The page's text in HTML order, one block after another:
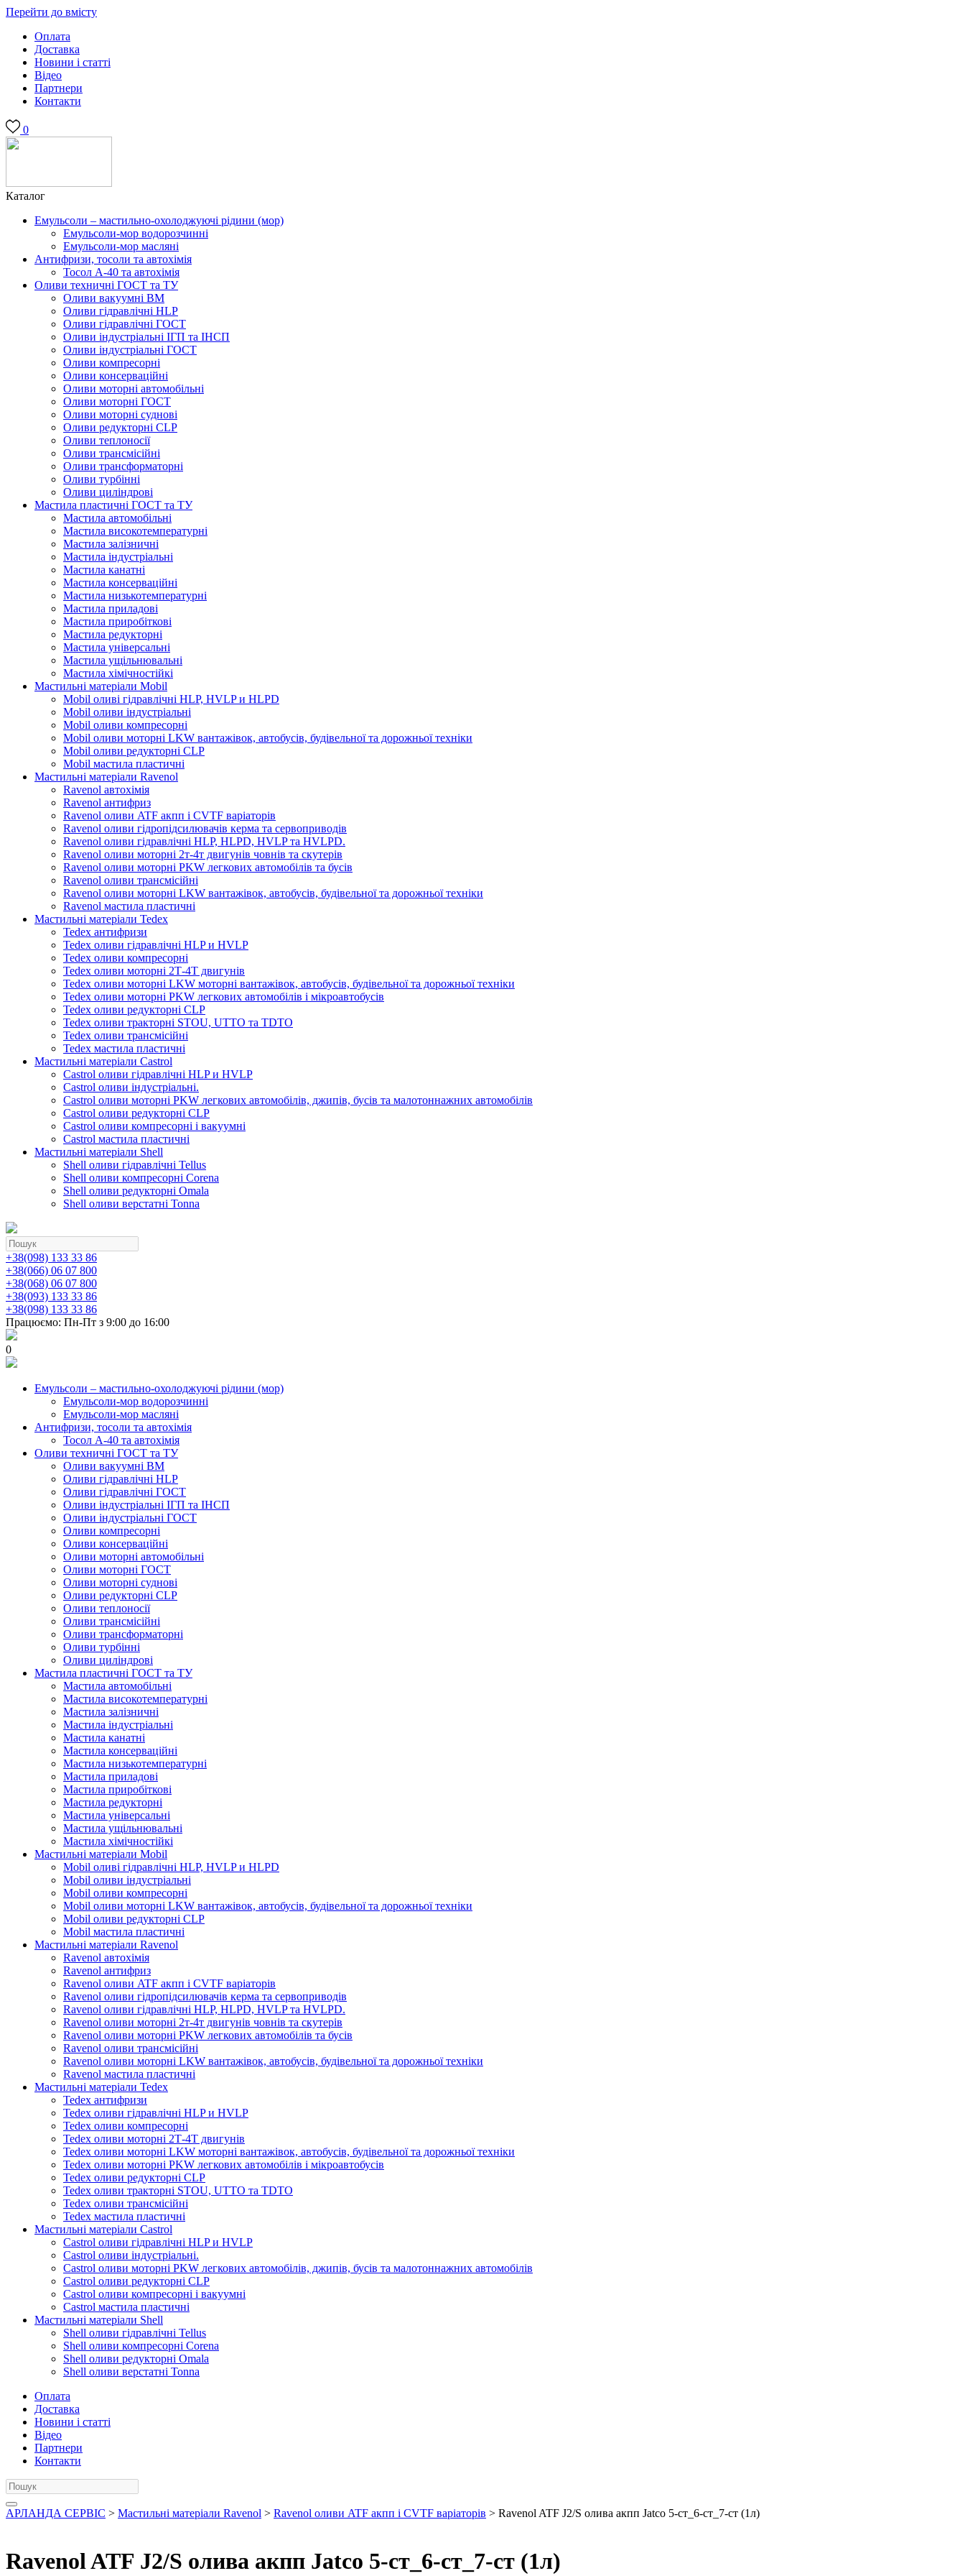
Перейти до вмісту
Оплата
Доставка
Новини і статті
Відео
Партнери
Контакти
0
Каталог
Емульсоли – мастильно-охолоджуючі рідини (мор)
Емульсоли-мор водорозчинні
Емульсоли-мор масляні
Антифризи, тосоли та автохімія
Тосол А-40 та автохімія
Оливи техничні ГОСТ та ТУ
Оливи вакуумні ВМ
Оливи гідравлічні HLP
Оливи гідравлічні ГОСТ
Оливи індустріальні ІГП та ІНСП
Оливи індустріальні ГОСТ
Оливи компресорні
Оливи консерваційні
Оливи моторні автомобільні
Оливи моторні ГОСТ
Оливи моторні суднові
Оливи редукторні CLP
Оливи теплоносії
Оливи трансмісійні
Оливи трансформаторні
Оливи турбінні
Оливи циліндрові
Мастила пластичні ГОСТ та ТУ
Мастила автомобільні
Мастила високотемпературні
Мастила залізничні
Мастила індустріальні
Мастила канатні
Мастила консерваційні
Мастила низькотемпературні
Мастила приладові
Мастила приробіткові
Мастила редукторні
Мастила універсальні
Мастила ущільнювальні
Мастила хімічностійкі
Мастильні матеріали Mobil
Mobil оливі гідравлічні HLP, HVLP и HLPD
Mobil оливи індустріальні
Mobil оливи компресорні
Mobil оливи моторні LKW вантажівок, автобусів, будівельної та дорожньої техніки
Mobil оливи редукторні CLP
Mobil мастила пластичні
Мастильні матеріали Ravenol
Ravenol автохімія
Ravenol антифриз
Ravenol оливи ATF акпп і CVTF варіаторів
Ravenol оливи гідропідсилювачів керма та сервоприводів
Ravenol оливи гідравлічні HLP, HLPD, HVLP та HVLPD.
Ravenol оливи моторні 2т-4т двигунів човнів та скутерів
Ravenol оливи моторні PKW легкових автомобілів та бусів
Ravenol оливи трансмісійні
Ravenol оливи моторні LKW вантажівок, автобусів, будівельної та дорожньої техніки
Ravenol мастила пластичні
Мастильні матеріали Tedex
Tedex антифризи
Tedex оливи гідравлічні HLP и HVLP
Tedex оливи компресорні
Tedex оливи моторні 2Т-4Т двигунів
Tedex оливи моторні LKW моторні вантажівок, автобусів, будівельної та дорожньої техніки
Tedex оливи моторні PKW легкових автомобілів і мікроавтобусів
Tedex оливи редукторні CLP
Tedex оливи тракторні STOU, UTTO та TDTO
Tedex оливи трансмісійні
Tedex мастила пластичні
Мастильні матеріали Castrol
Castrol оливи гідравлічні HLP и HVLP
Castrol оливи індустріальні.
Castrol оливи моторні PKW легкових автомобілів, джипів, бусів та малотоннажних автомобілів
Castrol оливи редукторні CLP
Castrol оливи компресорні і вакуумні
Castrol мастила пластичні
Мастильні матеріали Shell
Shell оливи гідравлічні Tellus
Shell оливи компресорні Corena
Shell оливи редукторні Omala
Shell оливи верстатні Tonna
+38(098) 133 33 86
+38(066) 06 07 800
+38(068) 06 07 800
+38(093) 133 33 86
+38(098) 133 33 86
Працюємо: Пн-Пт з 9:00 до 16:00
0
Емульсоли – мастильно-охолоджуючі рідини (мор)
Емульсоли-мор водорозчинні
Емульсоли-мор масляні
Антифризи, тосоли та автохімія
Тосол А-40 та автохімія
Оливи техничні ГОСТ та ТУ
Оливи вакуумні ВМ
Оливи гідравлічні HLP
Оливи гідравлічні ГОСТ
Оливи індустріальні ІГП та ІНСП
Оливи індустріальні ГОСТ
Оливи компресорні
Оливи консерваційні
Оливи моторні автомобільні
Оливи моторні ГОСТ
Оливи моторні суднові
Оливи редукторні CLP
Оливи теплоносії
Оливи трансмісійні
Оливи трансформаторні
Оливи турбінні
Оливи циліндрові
Мастила пластичні ГОСТ та ТУ
Мастила автомобільні
Мастила високотемпературні
Мастила залізничні
Мастила індустріальні
Мастила канатні
Мастила консерваційні
Мастила низькотемпературні
Мастила приладові
Мастила приробіткові
Мастила редукторні
Мастила універсальні
Мастила ущільнювальні
Мастила хімічностійкі
Мастильні матеріали Mobil
Mobil оливі гідравлічні HLP, HVLP и HLPD
Mobil оливи індустріальні
Mobil оливи компресорні
Mobil оливи моторні LKW вантажівок, автобусів, будівельної та дорожньої техніки
Mobil оливи редукторні CLP
Mobil мастила пластичні
Мастильні матеріали Ravenol
Ravenol автохімія
Ravenol антифриз
Ravenol оливи ATF акпп і CVTF варіаторів
Ravenol оливи гідропідсилювачів керма та сервоприводів
Ravenol оливи гідравлічні HLP, HLPD, HVLP та HVLPD.
Ravenol оливи моторні 2т-4т двигунів човнів та скутерів
Ravenol оливи моторні PKW легкових автомобілів та бусів
Ravenol оливи трансмісійні
Ravenol оливи моторні LKW вантажівок, автобусів, будівельної та дорожньої техніки
Ravenol мастила пластичні
Мастильні матеріали Tedex
Tedex антифризи
Tedex оливи гідравлічні HLP и HVLP
Tedex оливи компресорні
Tedex оливи моторні 2Т-4Т двигунів
Tedex оливи моторні LKW моторні вантажівок, автобусів, будівельної та дорожньої техніки
Tedex оливи моторні PKW легкових автомобілів і мікроавтобусів
Tedex оливи редукторні CLP
Tedex оливи тракторні STOU, UTTO та TDTO
Tedex оливи трансмісійні
Tedex мастила пластичні
Мастильні матеріали Castrol
Castrol оливи гідравлічні HLP и HVLP
Castrol оливи індустріальні.
Castrol оливи моторні PKW легкових автомобілів, джипів, бусів та малотоннажних автомобілів
Castrol оливи редукторні CLP
Castrol оливи компресорні і вакуумні
Castrol мастила пластичні
Мастильні матеріали Shell
Shell оливи гідравлічні Tellus
Shell оливи компресорні Corena
Shell оливи редукторні Omala
Shell оливи верстатні Tonna
Оплата
Доставка
Новини і статті
Відео
Партнери
Контакти
АРЛАНДА СЕРВІС > Мастильні матеріали Ravenol > Ravenol оливи ATF акпп і CVTF варіаторів > Ravenol ATF J2/S олива акпп Jatco 5-ст_6-ст_7-ст (1л)
Ravenol ATF J2/S олива акпп Jatco 5-ст_6-ст_7-ст (1л)